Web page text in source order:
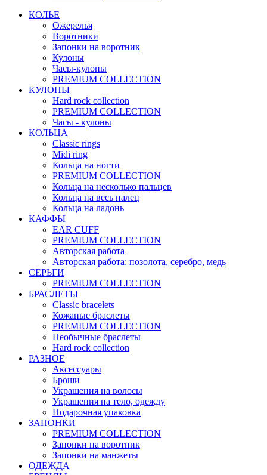
КОЛЬЕ
Ожерелья
Воротники
Запонки на воротник
Кулоны
Часы-кулоны
PREMIUM COLLECTION
КУЛОНЫ
Hard rock collection
PREMIUM COLLECTION
Часы - кулоны
КОЛЬЦА
Classic rings
Midi ring
Кольца на ногти
PREMIUM COLLECTION
Кольца на несколько пальцев
Кольца на весь палец
Кольца на ладонь
КАФФЫ
EAR CUFF
PREMIUM COLLECTION
Авторская работа
Авторская работа: позолота, серебро, медь
СЕРЬГИ
PREMIUM COLLECTION
БРАСЛЕТЫ
Classic bracelets
Кожаные браслеты
PREMIUM COLLECTION
Необычные браслеты
Hard rock collection
РАЗНОЕ
Аксессуары
Броши
Украшения на волосы
Украшения на тело, одежду
Подарочная упаковка
ЗАПОНКИ
PREMIUM COLLECTION
Запонки на воротник
Запонки на манжеты
ОДЕЖДА